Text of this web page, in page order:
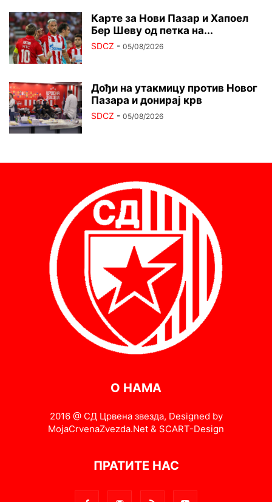
Карте за Нови Пазар и Хапоел
Бер Шеву од петка на...
SDCZ - 05/08/2026
Дођи на утакмицу против Новог
Пазара и донирај крв
SDCZ - 05/08/2026
О НАМА
2016 @ СД Црвена звезда, Designed by
MojaCrvenaZvezda.Net & SCART-Design
ПРАТИТЕ НАС